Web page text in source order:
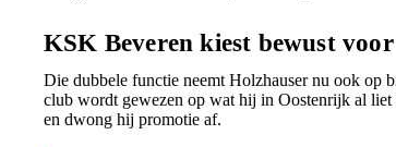
KSK Beveren kiest bewust
Die dubbele functie neemt Holzhauser nu ook op
club wordt gewezen op wat hij in Oostenrijk al
en dwong hij promotie af.